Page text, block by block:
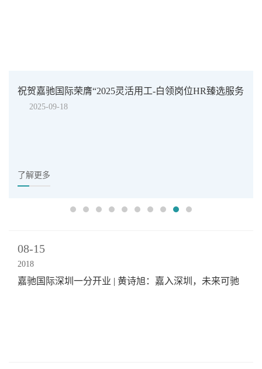
祝贺嘉驰国际荣膺“2025灵活用工-白领岗位HR臻选服务
机构”大奖！
2025-09-18
了解更多
08-15
2018
嘉驰国际深圳一分开业 | 黄诗旭：嘉入深圳，未来可驰